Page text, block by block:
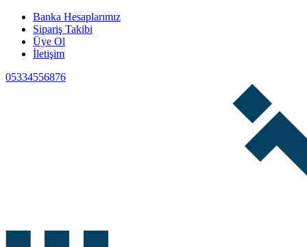
Banka Hesaplarımız
Sipariş Takibi
Üye Ol
İletişim
05334556876